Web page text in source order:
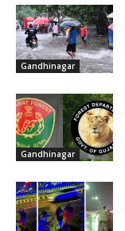
Gandhinagar
Gandhinagar